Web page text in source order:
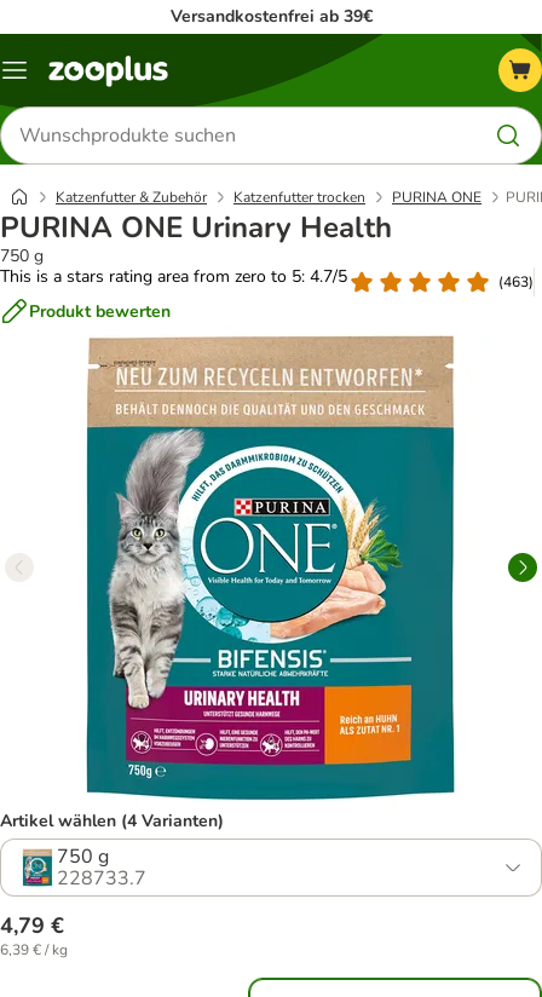
Versandkostenfrei ab 39€
Menü
Produkte
suchen
Katzenfutter & Zubehör Katzenfutter trocken PURINA ONE
PURINA ONE Urinary Health
750 g
This is a stars rating area from zero to 5: 4.7/5
(463)
Produkt bewerten
Artikel wählen (4 Varianten)
750 g
228733.7
4,79 €
6,39 € / kg